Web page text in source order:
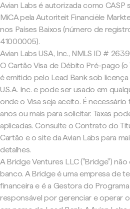
Avian Labs é autorizada como CASP
MiCA pela Autoriteit Financiële
nos Países Baixos (número de
41000005).
Avian Labs USA, Inc., NMLS ID #
O Cartão Visa de Débito Pré-pago (o
é emitido pelo Lead Bank sob licença
U.S.A. Inc. e pode ser usado em
onde o Visa seja aceito. É necessário
anos ou mais para solicitar. Taxas
aplicadas. Consulte o Contrato do
Cartão e o site da Avian Labs para
detalhes.
A Bridge Ventures LLC ("Bridge") não
banco. A Bridge é uma empresa de
financeira e é a Gestora do Programa
responsável por gerenciar e operar